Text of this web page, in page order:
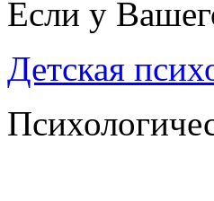
Если у
Детская